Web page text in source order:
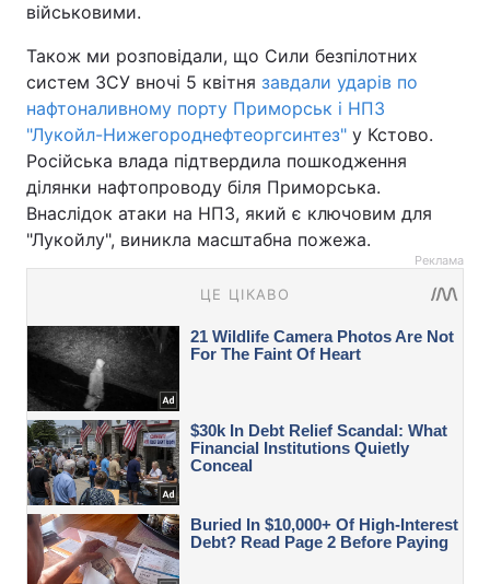
військовими.
Також ми розповідали, що Сили безпілотних
систем ЗСУ вночі 5 квітня завдали ударів по
нафтоналивному порту Приморськ і НПЗ
"Лукойл-Нижегороднефтеоргсинтез" у Кстово.
Російська влада підтвердила пошкодження
ділянки нафтопроводу біля Приморська.
Внаслідок атаки на НПЗ, який є ключовим для
"Лукойлу", виникла масштабна пожежа.
Реклама